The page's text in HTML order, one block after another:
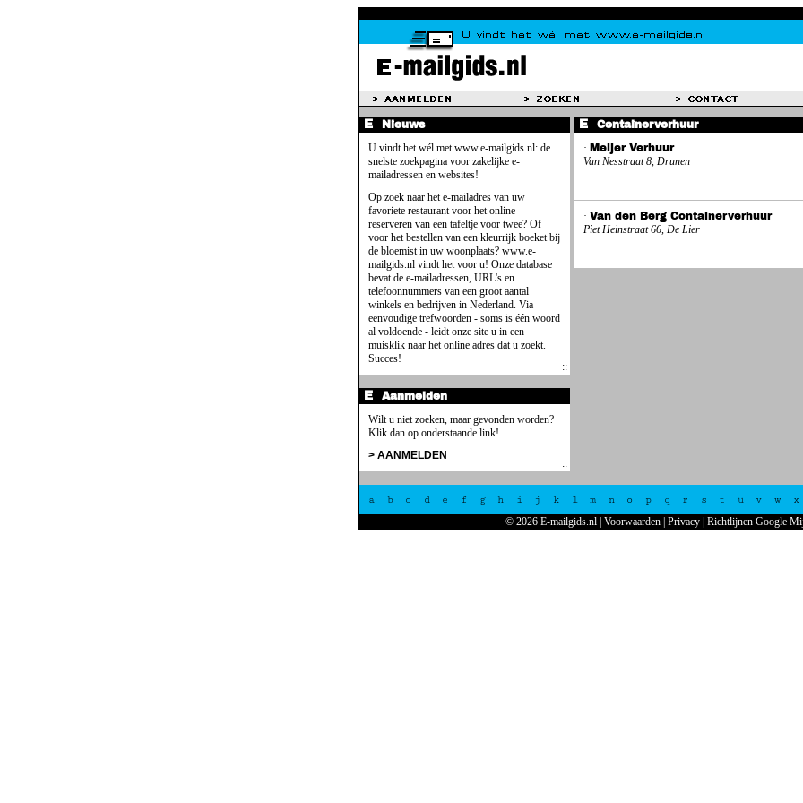
Nieuws
U vindt het wél met www.e-mailgids.nl: de
snelste zoekpagina voor zakelijke e-
mailadressen en websites!
Op zoek naar het e-mailadres van uw
favoriete restaurant voor het online
reserveren van een tafeltje voor twee? Of
voor het bestellen van een kleurrijk boeket bij
de bloemist in uw woonplaats? www.e-
mailgids.nl vindt het voor u! Onze database
bevat de e-mailadressen, URL's en
telefoonnummers van een groot aantal
winkels en bedrijven in Nederland. Via
eenvoudige trefwoorden - soms is één woord
al voldoende - leidt onze site u in een
muisklik naar het online adres dat u zoekt.
Succes!
Aanmelden
Wilt u niet zoeken, maar gevonden worden?
Klik dan op onderstaande link!
> AANMELDEN
Containerverhuur
· Meijer Verhuur
Van Nesstraat 8, Drunen
· Van den Berg Containerverhuur
Piet Heinstraat 66, De Lier
a b c d e f g h i j k l m n o p q r s t u v w x
© 2026 E-mailgids.nl Voorwaarden Privacy Richtlijnen Google